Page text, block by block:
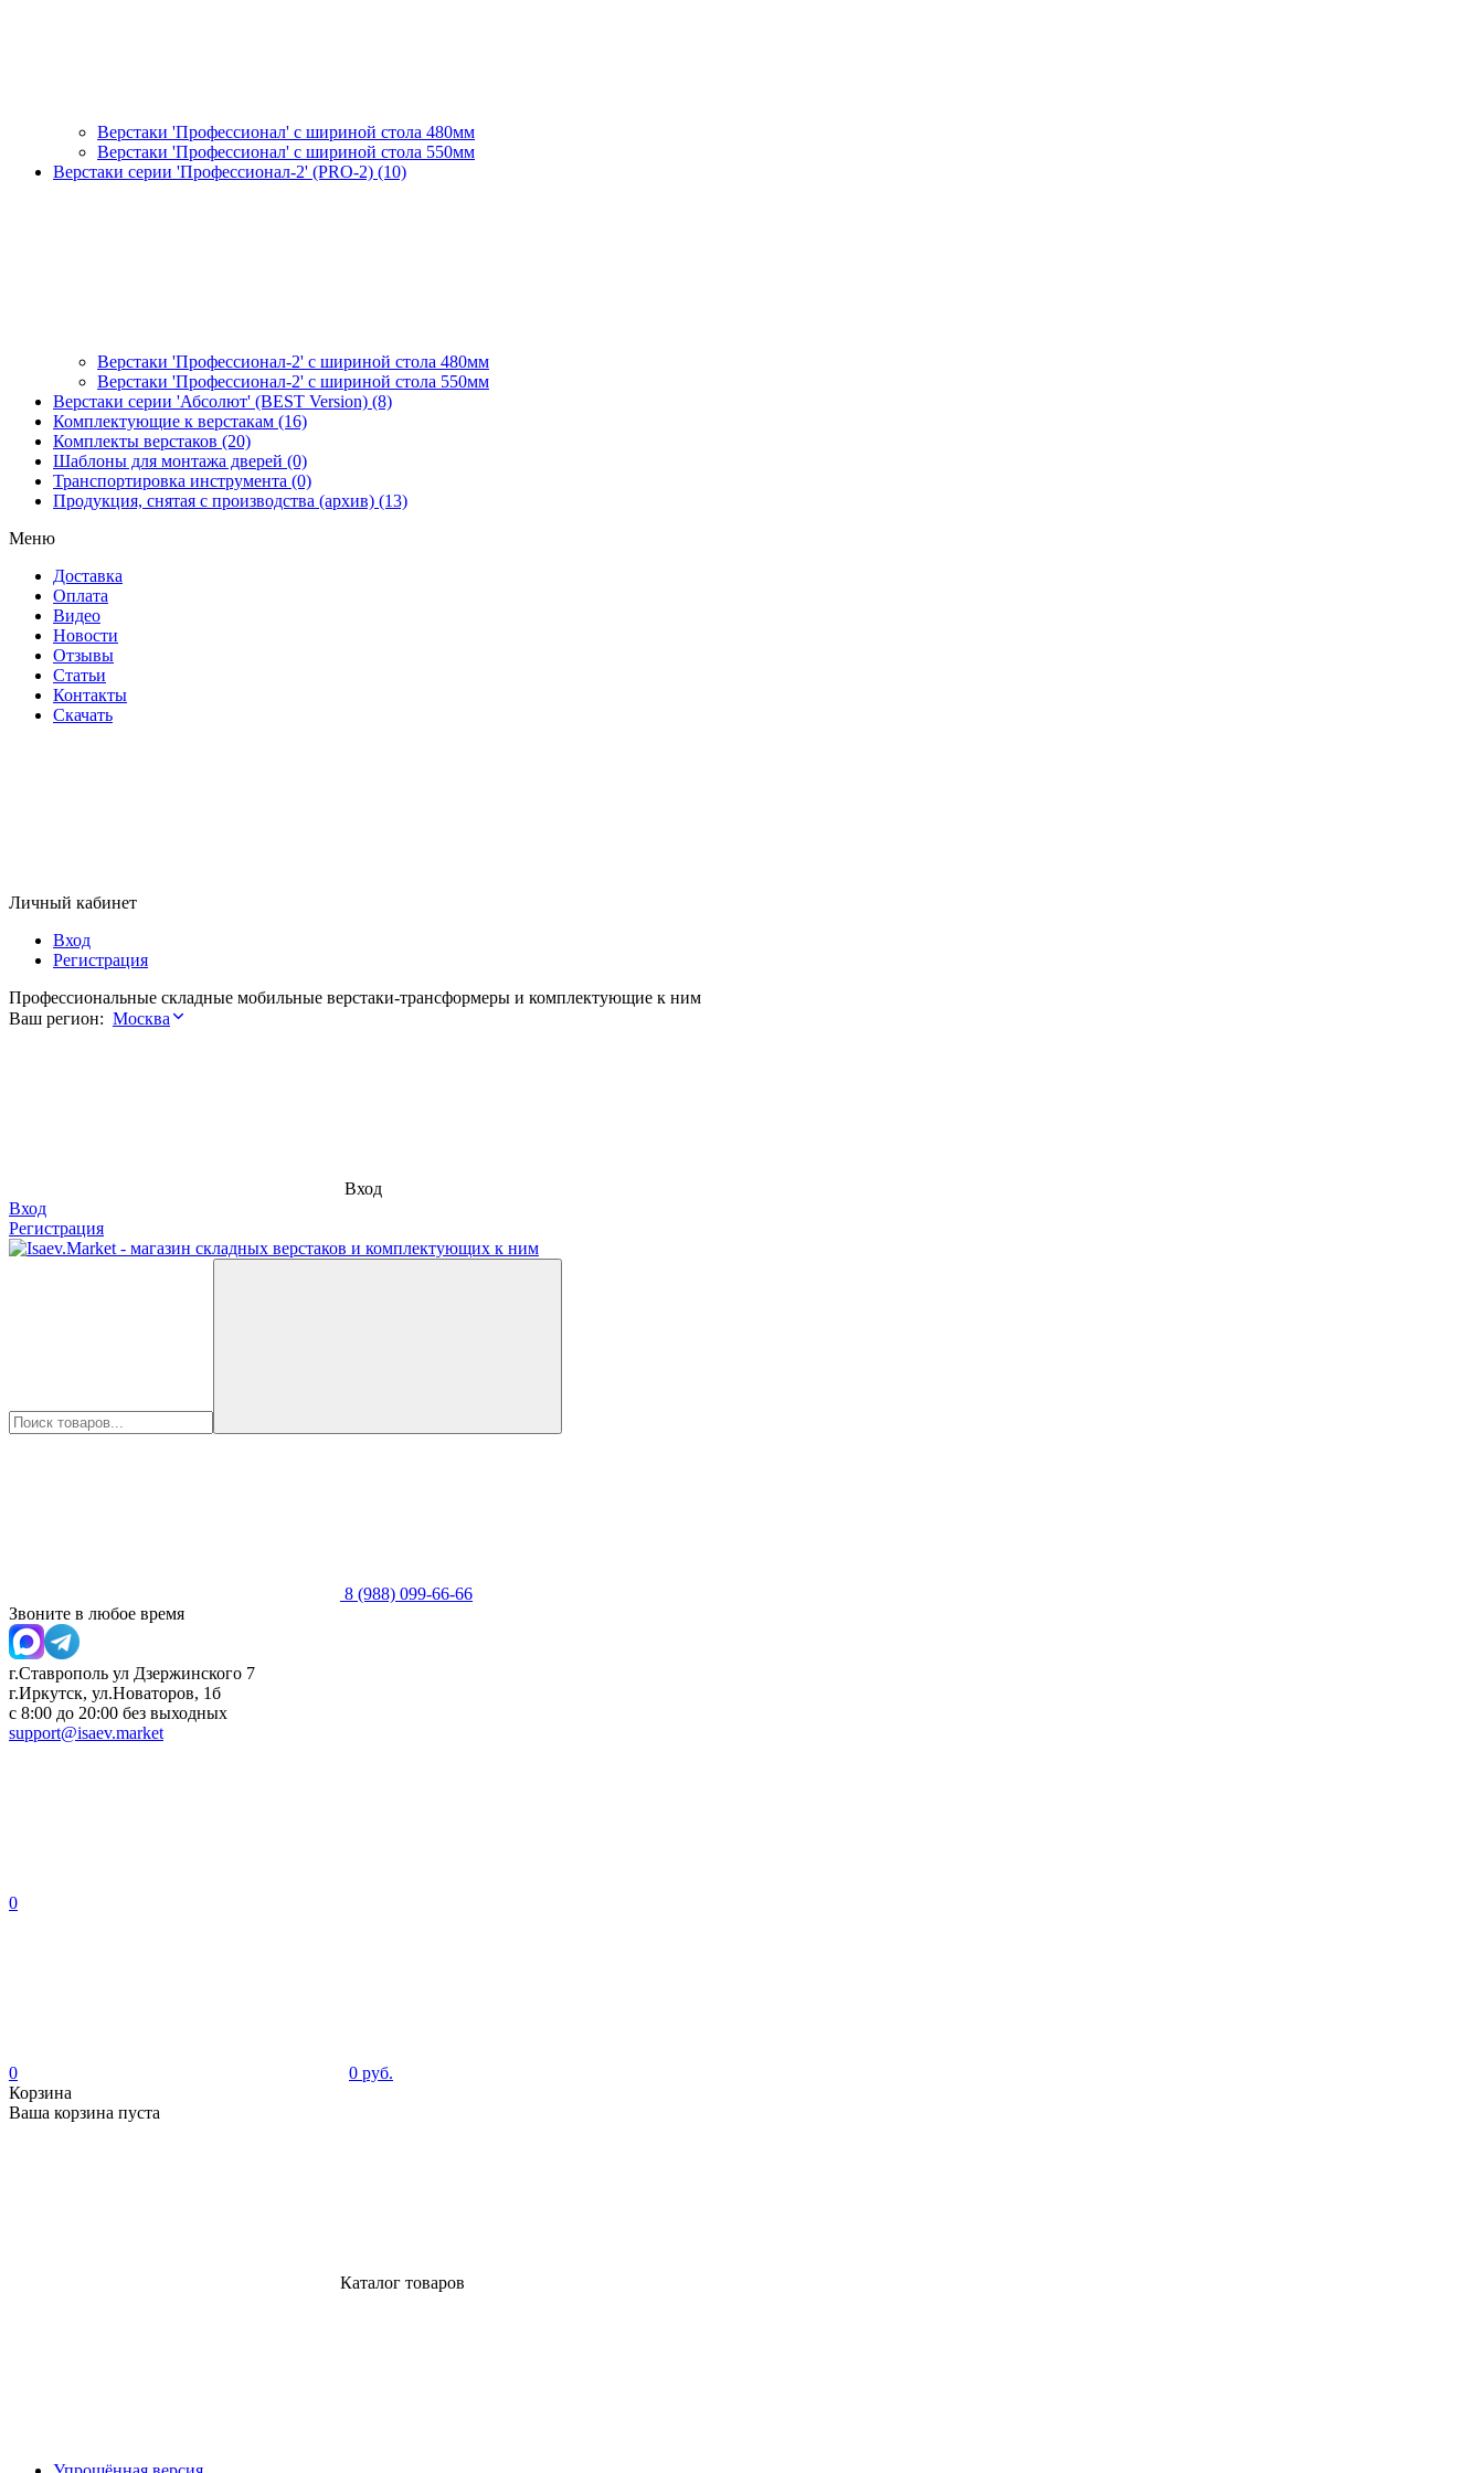
Верстаки 'Профессионал' с шириной стола 480мм
Верстаки 'Профессионал' с шириной стола 550мм
Верстаки серии 'Профессионал-2' (PRO-2) (10)
Верстаки 'Профессионал-2' с шириной стола 480мм
Верстаки 'Профессионал-2' с шириной стола 550мм
Верстаки серии 'Абсолют' (BEST Version) (8)
Комплектующие к верстакам (16)
Комплекты верстаков (20)
Шаблоны для монтажа дверей (0)
Транспортировка инструмента (0)
Продукция, снятая с производства (архив) (13)
Меню
Доставка
Оплата
Видео
Новости
Отзывы
Статьи
Контакты
Скачать
Личный кабинет
Вход
Регистрация
Профессиональные складные мобильные верстаки-трансформеры и комплектующие к ним
Ваш регион: Москва
Вход
Вход
Регистрация
8 (988) 099-66-66
Звоните в любое время
г.Ставрополь ул Дзержинского 7
г.Иркутск, ул.Новаторов, 1б
с 8:00 до 20:00 без выходных
support@isaev.market
0
0
0 руб.
Корзина
Ваша корзина пуста
Каталог товаров